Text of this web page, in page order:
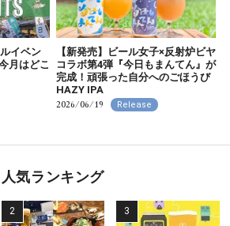
イベン
月はどこ
【新発売】ビール女子×反射炉ビヤ
コラボ第4弾『今日もまんてん』が
完成！頑張った自分へのごほうび
HAZY IPA
2026/06/19 Release
人気ランキング